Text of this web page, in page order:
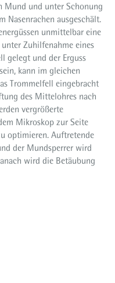
Mund und unter Schonung
Nasenrachen ausgeschält.
unmittelbar eine
Zuhilfenahme eines
gelegt und der Erguss
kann im gleichen
Trommelfell eingebracht
des Mittelohres nach
vergrößerte
Mikroskop zur Seite
optimieren. Auftretende
der Mundsperrer wird
wird die Betäubung